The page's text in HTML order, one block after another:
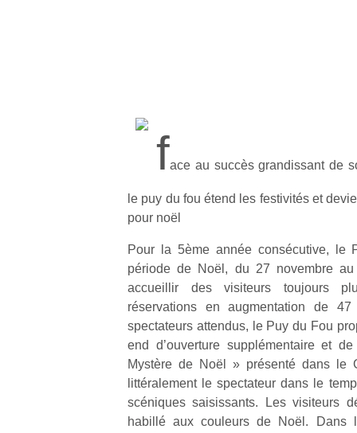
face au succès grandissant de
le puy du fou étend les festivités et
pour noël
Pour la 5ème année consécutive, le
période de Noël, du 27 novembre
accueillir des visiteurs toujours
réservations en augmentation de
spectateurs attendus, le Puy du Fou
end d’ouverture supplémentaire et
Mystère de Noël » présenté dans le
littéralement le spectateur dans le
scéniques saisissants. Les visiteurs
habillé aux couleurs de Noël. Dans